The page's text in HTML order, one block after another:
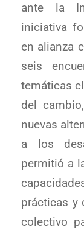
ante la
iniciativa
en alianza
seis
temáticas
del
nuevas
a los
permitió a
prácticas y
colectivo